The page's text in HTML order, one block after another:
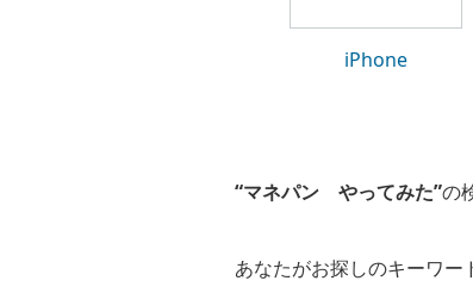
iPhone
“マネパン やってみた”の
あなたがお探しのキーワー